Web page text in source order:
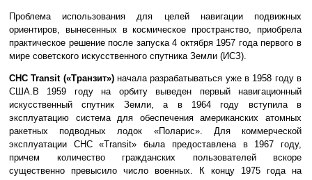
Проблема использования для целей навигации подвижных
ориентиров, вынесенных в космическое пространство, приобрела
практическое решение после запуска 4 октября 1957 года первого в
мире советского искусственного спутника Земли (ИСЗ).
СНС Transit («Транзит»)начала разрабатываться уже в 1958 году в
США.В 1959 году на орбиту выведен первый навигационный
искусственный спутник Земли, а в 1964 году вступила в
эксплуатацию система для обеспечения американских атомных
ракетных подводных лодок «Поларис». Для коммерческой
эксплуатации СНС «Transit» была предоставлена в 1967 году,
причем количество гражданских пользователей вскоре
существенно превысило число военных. К концу 1975 года на